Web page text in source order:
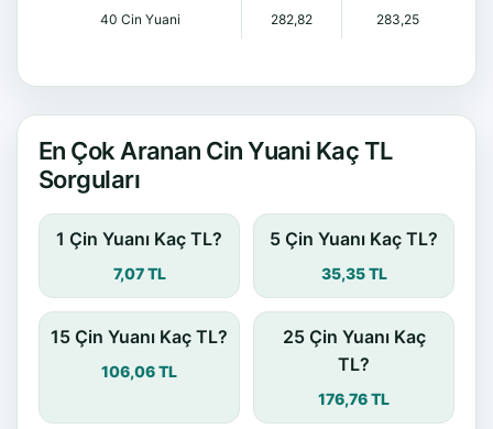
40 Cin Yuani 282,82 283,25
En Çok Aranan Cin Yuani Kaç TL
Sorguları
1 Çin Yuanı Kaç TL?
7,07 TL
5 Çin Yuanı Kaç TL?
35,35 TL
15 Çin Yuanı Kaç TL?
106,06 TL
25 Çin Yuanı Kaç
TL?
176,76 TL